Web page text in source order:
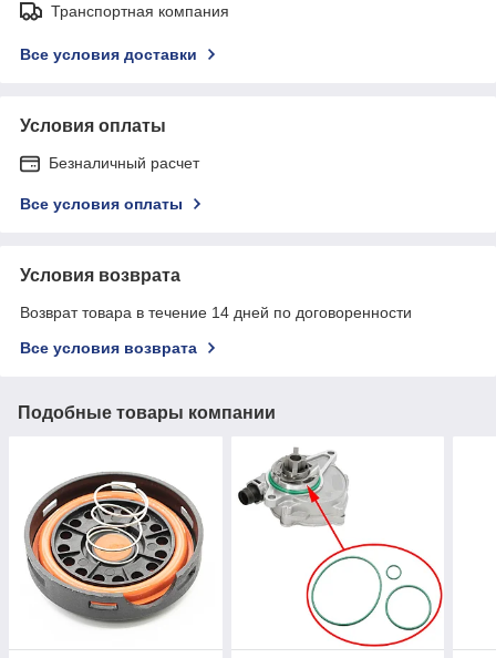
Транспортная компания
Все условия доставки
Условия оплаты
Безналичный расчет
Все условия оплаты
Условия возврата
Возврат товара в течение 14 дней по договоренности
Все условия возврата
Подобные товары компании